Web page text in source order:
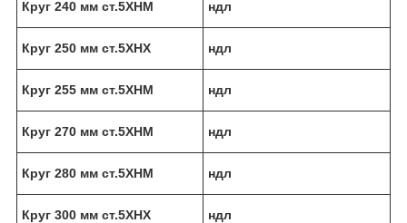
Круг 240 мм ст.5ХНМ ндл
Круг 250 мм ст.5ХНХ ндл
Круг 255 мм ст.5ХНМ ндл
Круг 270 мм ст.5ХНМ ндл
Круг 280 мм ст.5ХНМ ндл
Круг 300 мм ст.5ХНХ ндл